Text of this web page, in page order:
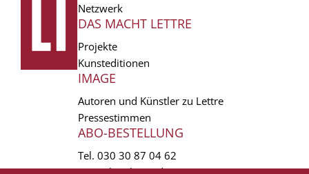
Netzwerk
DAS MACHT LETTRE
Projekte
Kunsteditionen
IMAGE
Autoren und Künstler zu Lettre
Pressestimmen
ABO-BESTELLUNG
Tel. 030 30 87 04 62